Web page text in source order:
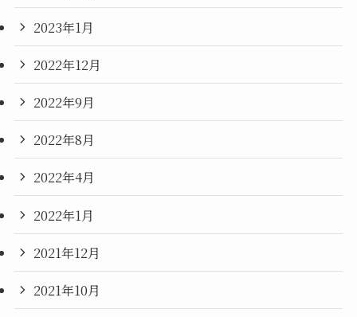
2023年1月
2022年12月
2022年9月
2022年8月
2022年4月
2022年1月
2021年12月
2021年10月